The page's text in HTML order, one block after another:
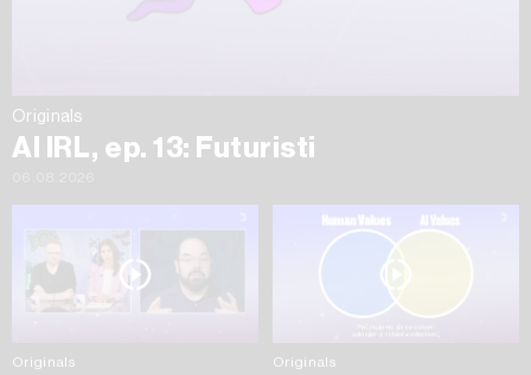
Originals
AI IRL, ep. 13: Futuristi
Originals Originals